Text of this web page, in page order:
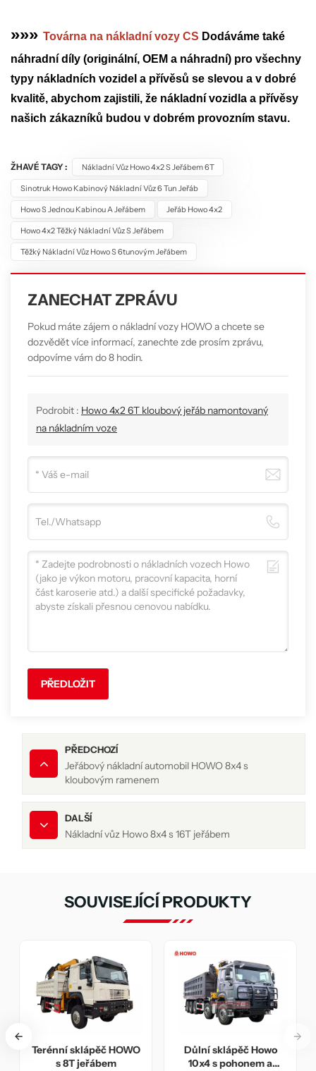
»»» Továrna na nákladní vozy CS Dodáváme také
náhradní díly (originální, OEM a náhradní) pro všechny
typy nákladních vozidel a přívěsů se slevou a v dobré
kvalitě, abychom zajistili, že nákladní vozidla a přívěsy
našich zákazníků budou v dobrém provozním stavu.
ŽHAVÉ TAGY : Nákladní Vůz Howo 4x2 S Jeřábem 6T
Sinotruk Howo Kabinový Nákladní Vůz 6 Tun Jeřáb
Howo S Jednou Kabinou A Jeřábem Jeřáb Howo 4x2
Howo 4x2 Těžký Nákladní Vůz S Jeřábem
Těžký Nákladní Vůz Howo S 6tunovým Jeřábem
ZANECHAT ZPRÁVU
Pokud máte zájem o nákladní vozy HOWO a chcete se
dozvědět více informací, zanechte zde prosím zprávu,
odpovíme vám do 8 hodin.
Podrobit : Howo 4x2 6T kloubový jeřáb namontovaný
na nákladním voze
PŘEDLOŽIT
PŘEDCHOZÍ
Jeřábový nákladní automobil HOWO 8x4 s
kloubovým ramenem
DALŠÍ
Nákladní vůz Howo 8x4 s 16T jeřábem
SOUVISEJÍCÍ PRODUKTY
Nákladní vůz Howo 8x4
s 16T jeřábem
Howo 4x2 6T kloubový
jeřáb namontovaný na